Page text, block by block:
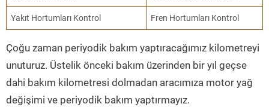
Yakıt Hortumları Kontrol Fren Hortumları Kontrol
Çoğu zaman periyodik bakım yaptıracağımız kilometreyi
unuturuz. Üstelik önceki bakım üzerinden bir yıl geçse
dahi bakım kilometresi dolmadan aracımıza motor yağ
değişimi ve periyodik bakım yaptırmayız.